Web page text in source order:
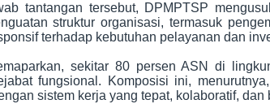
tantangan tersebut, DPMPTSP
struktur organisasi, termasuk
terhadap kebutuhan pelayanan dan
sekitar 80 persen ASN di
fungsional. Komposisi ini,
sistem kerja yang tepat, kolaboratif, dan